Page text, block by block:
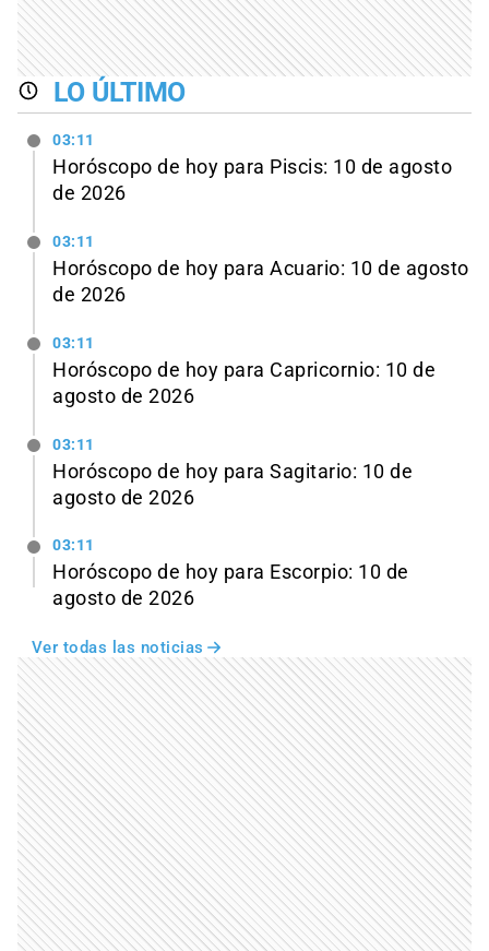
LO ÚLTIMO
03:11
Horóscopo de hoy para Piscis: 10 de agosto
de 2026
03:11
Horóscopo de hoy para Acuario: 10 de agosto
de 2026
03:11
Horóscopo de hoy para Capricornio: 10 de
agosto de 2026
03:11
Horóscopo de hoy para Sagitario: 10 de
agosto de 2026
03:11
Horóscopo de hoy para Escorpio: 10 de
agosto de 2026
Ver todas las noticias